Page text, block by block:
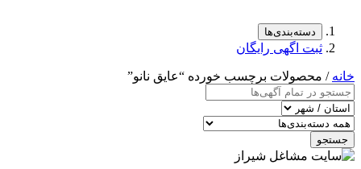
دسته‌بندی‌ها
ثبت اگهی رایگان
خانه / محصولات برچسب خورده “عایق نانو”
جستجو